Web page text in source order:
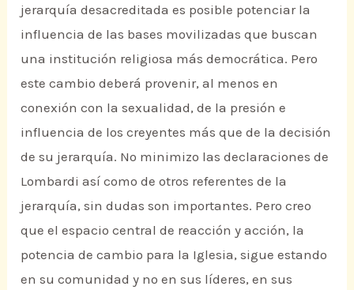
jerarquía desacreditada es posible potenciar la
influencia de las bases movilizadas que buscan
una institución religiosa más democrática. Pero
este cambio deberá provenir, al menos en
conexión con la sexualidad, de la presión e
influencia de los creyentes más que de la decisión
de su jerarquía. No minimizo las declaraciones de
Lombardi así como de otros referentes de la
jerarquía, sin dudas son importantes. Pero creo
que el espacio central de reacción y acción, la
potencia de cambio para la Iglesia, sigue estando
en su comunidad y no en sus líderes, en sus